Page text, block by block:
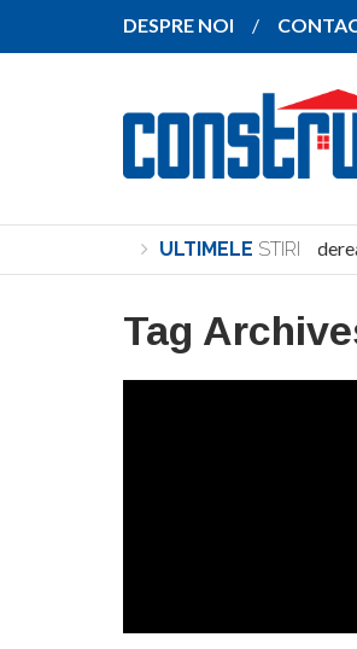
DESPRE NOI
ULTIMELE STIRI
SANY pregătește
Tag